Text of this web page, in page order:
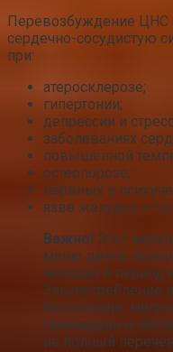
Перевозбуждение ЦНС
сердечно-сосудистую
при:
атеросклерозе;
гипертонии;
депрессии и
заболеваниях
повышенной
остеопорозе;
нервных и
язве желудка и
Важно! Этот
меню детей,
женщин в период
Злоупотребление
бессоннице,
тахикардии и
не полный